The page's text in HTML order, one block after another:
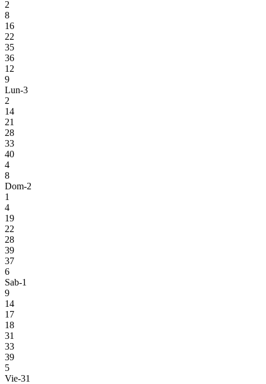
2
8
16
22
35
36
12
9
Lun-3
2
14
21
28
33
40
4
8
Dom-2
1
4
19
22
28
39
37
6
Sab-1
9
14
17
18
31
33
39
5
Vie-31